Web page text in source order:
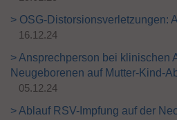
> OSG-Distorsionsverletzungen:
16.12.24
> Ansprechperson bei klinischen
Neugeborenen auf Mutter-Kind-
05.12.24
> Ablauf RSV-Impfung auf der